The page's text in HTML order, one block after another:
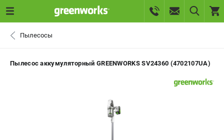
- ЗАКАЗ ЗАПЧАСТЕЙ
0 ₽
Пылесосы
Пылесос аккумуляторный GREENWORKS SV24360 (4702107UA)